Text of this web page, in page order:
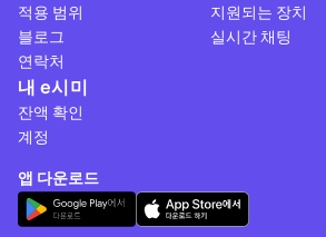
적용 범위
블로그
연락처
지원되는 장치
실시간 채팅
내 e시미
잔액 확인
계정
앱 다운로드